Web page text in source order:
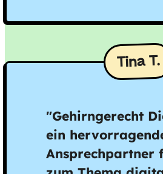
Tina T.
"Gehirngerecht
ein
Ansprechpartner